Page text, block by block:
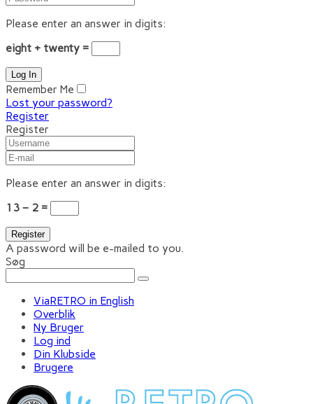
Please enter an answer in digits:
eight + twenty =
Remember Me
Lost your password?
Register
Register
Please enter an answer in digits:
13 − 2 =
A password will be e-mailed to you.
Søg
ViaRETRO in English
Overblik
Ny Bruger
Log ind
Din Klubside
Brugere